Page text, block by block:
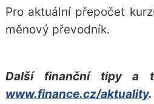
Pro aktuální přepočet
měnový převodník.
Další finanční tipy a
www.finance.cz/aktuality.